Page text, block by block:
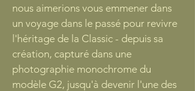
nous aimerions vous emmener dans
un voyage dans le passé pour revivre
l'héritage de la Classic - depuis sa
création, capturé dans une
photographie monochrome du
modèle G2, jusqu'à devenir l'une des